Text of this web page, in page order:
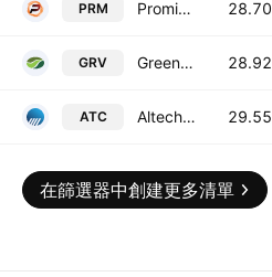
PRM Prominence Energy Limited 28.70
GRV Greenvale Energy Limited 28.92
ATC Altech Batteries Limited 29.55
在篩選器中創建更多清單